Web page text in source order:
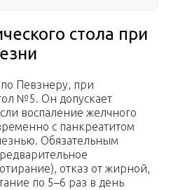
стола при
Певзнеру, при
№5. Он допускает
воспаление желчного
с панкреатитом
Обязательным
отказ от жирной,
по 5–6 раз в день